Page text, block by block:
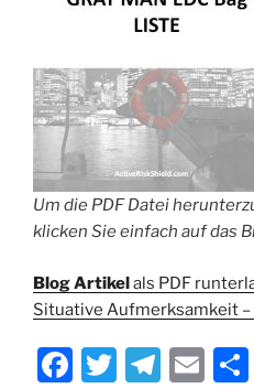
Um die PDF Datei
klicken Sie einfach auf das
Blog Artikelals PDF
Situative Aufmerksamkeit
F
T
T
E